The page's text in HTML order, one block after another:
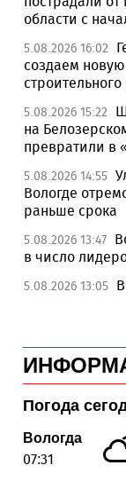
области с
5.08.2026 16:02
создаем
5.08.2026 15:22
на
превратили в
5.08.2026 14:55
Вологде
раньше срока
5.08.2026 13:47
в число
5.08.2026 13:05
массовые
5.08.2026 12:37
региона
общественные
пройдут учебу
5.08.2026 11:34 В
Погода
Вологда
07:31